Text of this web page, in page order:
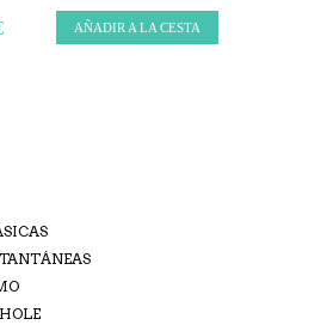
AÑADIR A LA CESTA